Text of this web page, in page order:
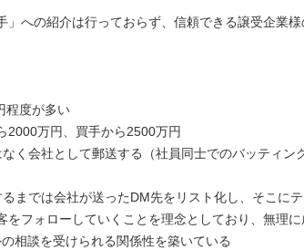
」への紹介は行っておらず、信頼できる譲受企業
程度が多い
2000万円、買手から2500万円
なく会社として郵送する（社員同士でのバッティン
るまでは会社が送ったDM先をリスト化し、そこに
をフォローしていくことを理念としており、無理
相談を受けられる関係性を築いている